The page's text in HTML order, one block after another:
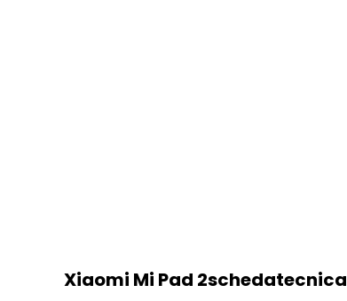
Xiaomi Mi Pad 2schedatecnica